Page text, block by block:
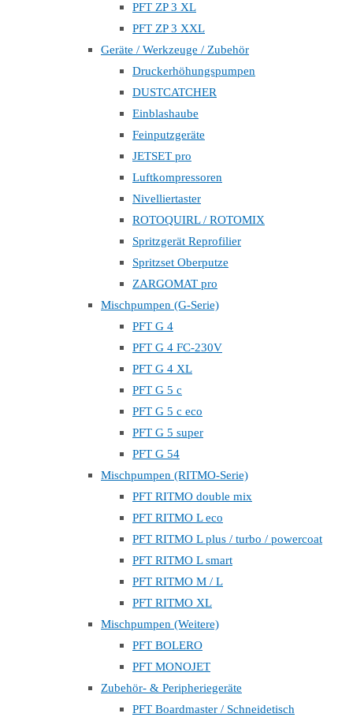
PFT ZP 3 XL
PFT ZP 3 XXL
Geräte / Werkzeuge / Zubehör
Druckerhöhungspumpen
DUSTCATCHER
Einblashaube
Feinputzgeräte
JETSET pro
Luftkompressoren
Nivelliertaster
ROTOQUIRL / ROTOMIX
Spritzgerät Reprofilier
Spritzset Oberputze
ZARGOMAT pro
Mischpumpen (G-Serie)
PFT G 4
PFT G 4 FC-230V
PFT G 4 XL
PFT G 5 c
PFT G 5 c eco
PFT G 5 super
PFT G 54
Mischpumpen (RITMO-Serie)
PFT RITMO double mix
PFT RITMO L eco
PFT RITMO L plus / turbo / powercoat
PFT RITMO L smart
PFT RITMO M / L
PFT RITMO XL
Mischpumpen (Weitere)
PFT BOLERO
PFT MONOJET
Zubehör- & Peripheriegeräte
PFT Boardmaster / Schneidetisch